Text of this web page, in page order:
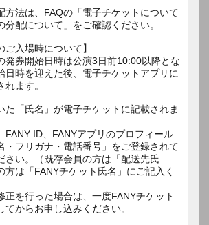
法は、FAQの「電子チケットについて
分配について」をご確認ください。
ご入場時について】
発券開始日時は公演3日前10:00以降とな
日時を迎えた後、電子チケットアプリに
ます。
「氏名」が電子チケットに記載されま
FANY ID、FANYアプリのプロフィール
・フリガナ・電話番号」をご登録されて
さい。（既存会員の方は「配送先氏
方は「FANYチケット氏名」にご記入く
正を行った場合は、一度FANYチケット
てからお申し込みください。